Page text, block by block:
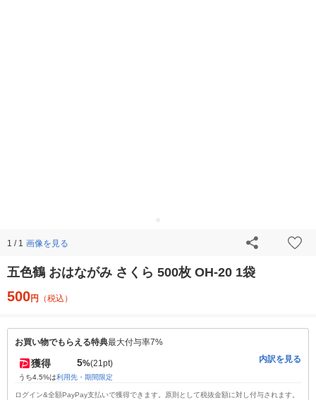
1 / 1 画像を見る
五色鶴 おはながみ さくら 500枚 OH-20 1袋
500円 （税込）
お買い物でもらえる特典最大付与率7%
獲得 5%(21pt)
うち4.5%は利用先・期間限定
内訳を見る
ログイン&全額PayPay支払いで獲得できます。原則として税抜金額に対し付与されます。